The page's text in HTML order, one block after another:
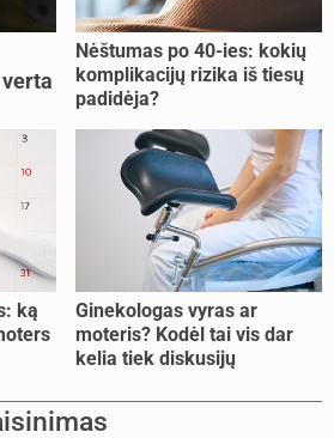
Nėštumas po 40-ies: kokių
komplikacijų rizika iš tiesų
padidėja?
ką
Ginekologas vyras ar
moteris? Kodėl tai vis dar
kelia tiek diskusijų